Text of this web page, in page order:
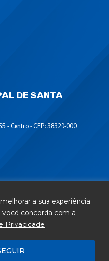
a sua experiência
concorda com a
Privacidade
DE SANTA
- Centro - CEP: 38320-000